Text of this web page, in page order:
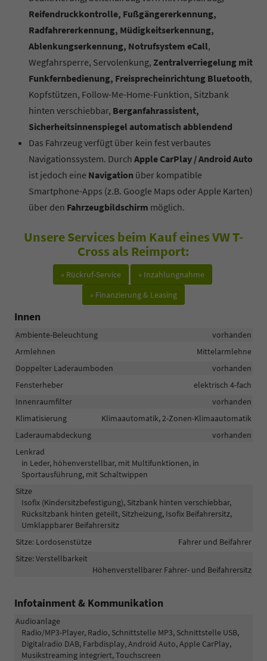
Reifendruckkontrolle, Fußgängererkennung,
Radfahrererkennung, Müdigkeitserkennung,
Ablenkungserkennung, Notrufsystem eCall,
Wegfahrsperre, Servolenkung, Zentralverriegelung mit
Funkfernbedienung, Freisprecheinrichtung Bluetooth,
Kopfstützen, Follow-Me-Home-Funktion, Sitzbank
hinten verschiebbar, Berganfahrassistent,
Sicherheitsinnenspiegel automatisch abblendend
Das Fahrzeug verfügt über kein fest verbautes
Navigationssystem. Durch Apple CarPlay / Android Auto
ist jedoch eine Navigation über kompatible
Smartphone-Apps (z.B. Google Maps oder Apple Karten)
über den Fahrzeugbildschirm möglich.
Unsere Services beim Kauf eines VW T-
Cross als Reimport:
» Rückruf-Service
» Inzahlungnahme
» Finanzierung & Leasing
Innen
Ambiente-Beleuchtung
vorhanden
Armlehnen
Mittelarmlehne
Doppelter Laderaumboden
vorhanden
Fensterheber
elektrisch 4-fach
Innenraumfilter
vorhanden
Klimatisierung
Klimaautomatik, 2-Zonen-Klimaautomatik
Laderaumabdeckung
vorhanden
Lenkrad
in Leder, höhenverstellbar, mit Multifunktionen, in
Sportausführung, mit Schaltwippen
Sitze
Isofix (Kindersitzbefestigung), Sitzbank hinten verschiebbar,
Rücksitzbank hinten geteilt, Sitzheizung, Isofix Beifahrersitz,
Umklappbarer Beifahrersitz
Sitze: Lordosenstütze
Fahrer und Beifahrer
Sitze: Verstellbarkeit
Höhenverstellbarer Fahrer- und Beifahrersitz
Infotainment & Kommunikation
Audioanlage
Radio/MP3-Player, Radio, Schnittstelle MP3, Schnittstelle USB,
Digitalradio DAB, Farbdisplay, Android Auto, Apple CarPlay,
Musikstreaming integriert, Touchscreen